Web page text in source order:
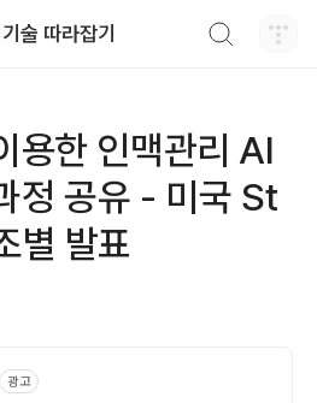
술 따라잡기
용한 인맥관리 AI
정 공유 - 미국 St
별 발표
광고